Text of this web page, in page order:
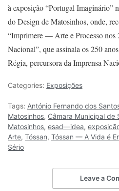
à exposição “Portugal Imaginário”
do Design de Matosinhos, onde,
“Imprimere — Arte e Processo nos
Nacional”, que assinala os 250
Régia, percursora da Imprensa
Categories: Exposições
Tags: António Fernando dos
Matosinhos, Câmara Municipal de
Matosinhos, esad—idea,
Arte, Tóssan, Tóssan — A Vida é
Sério
Leave a